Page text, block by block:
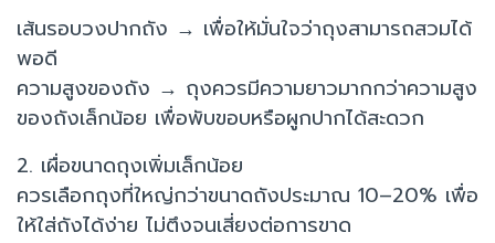
เส้นรอบวงปากถัง → เพื่อให้มั่นใจว่าถุงสามารถสวมได้
พอดี
ความสูงของถัง → ถุงควรมีความยาวมากกว่าความสูง
ของถังเล็กน้อย เพื่อพับขอบหรือผูกปากได้สะดวก
2. เผื่อขนาดถุงเพิ่มเล็กน้อย
ควรเลือกถุงที่ใหญ่กว่าขนาดถังประมาณ 10–20% เพื่อ
ให้ใส่ถังได้ง่าย ไม่ตึงจนเสี่ยงต่อการขาด